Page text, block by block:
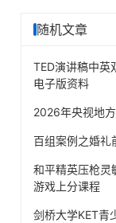
随机文章
TED演讲稿中英
电子版资料
2026年央视地
百组案例之婚礼
和平精英压枪灵
游戏上分课程
剑桥大学KET青